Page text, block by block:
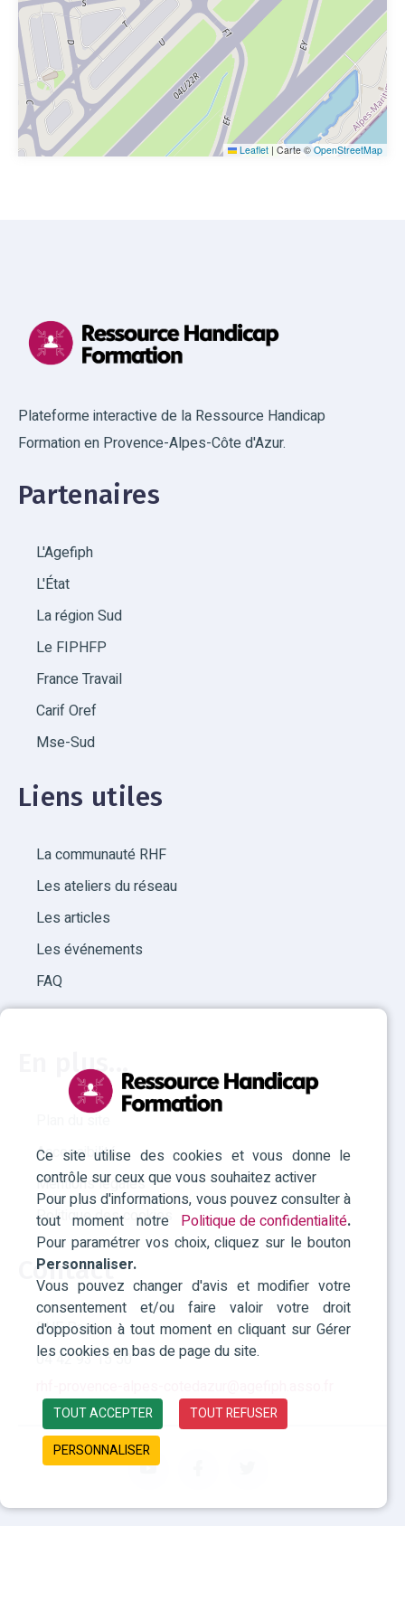
Ce site utilise des cookies et vous donne le
contrôle sur ceux que vous souhaitez activer
Pour plus d'informations, vous pouvez consulter à
tout moment notre Politique de confidentialité.
Pour paramétrer vos choix, cliquez sur le bouton
Personnaliser.
Vous pouvez changer d'avis et modifier votre
consentement et/ou faire valoir votre droit
d'opposition à tout moment en cliquant sur Gérer
les cookies en bas de page du site.
TOUT ACCEPTER
TOUT REFUSER
PERSONNALISER
Leaflet | Carte © OpenStreetMap
Plateforme interactive de la Ressource Handicap
Formation en Provence-Alpes-Côte d'Azur.
Partenaires
L'Agefiph
L'État
La région Sud
Le FIPHFP
France Travail
Carif Oref
Mse-Sud
Liens utiles
La communauté RHF
Les ateliers du réseau
Les articles
Les événements
FAQ
En plus...
Plan du site
Accessibilité
Mentions légales
Politique des cookies
Contact
RHF Paca
04 42 93 15 50